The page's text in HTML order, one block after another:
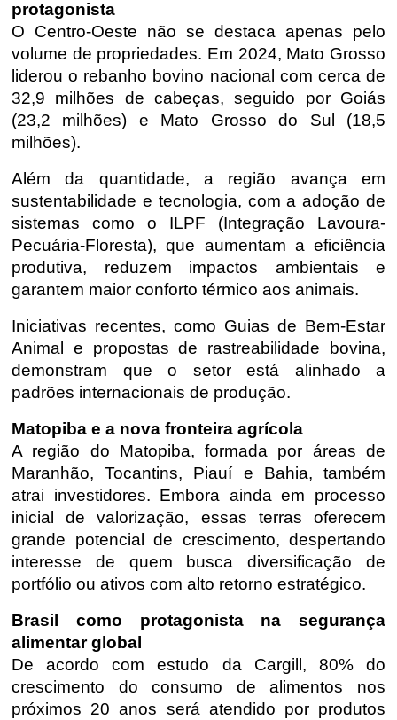
protagonista
O Centro-Oeste não se destaca apenas pelo
volume de propriedades. Em 2024, Mato Grosso
liderou o rebanho bovino nacional com cerca de
32,9 milhões de cabeças, seguido por Goiás
(23,2 milhões) e Mato Grosso do Sul (18,5
milhões).
Além da quantidade, a região avança em
sustentabilidade e tecnologia, com a adoção de
sistemas como o ILPF (Integração Lavoura-
Pecuária-Floresta), que aumentam a eficiência
produtiva, reduzem impactos ambientais e
garantem maior conforto térmico aos animais.
Iniciativas recentes, como Guias de Bem-Estar
Animal e propostas de rastreabilidade bovina,
demonstram que o setor está alinhado a
padrões internacionais de produção.
Matopiba e a nova fronteira agrícola
A região do Matopiba, formada por áreas de
Maranhão, Tocantins, Piauí e Bahia, também
atrai investidores. Embora ainda em processo
inicial de valorização, essas terras oferecem
grande potencial de crescimento, despertando
interesse de quem busca diversificação de
portfólio ou ativos com alto retorno estratégico.
Brasil como protagonista na segurança
alimentar global
De acordo com estudo da Cargill, 80% do
crescimento do consumo de alimentos nos
próximos 20 anos será atendido por produtos